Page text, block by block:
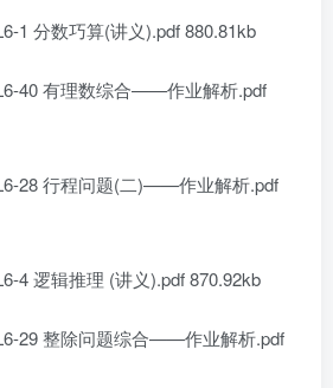
分数巧算(讲义).pdf 880.81kb
有理数综合——作业解析.pdf
行程问题(二)——作业解析.pdf
逻辑推理 (讲义).pdf 870.92kb
整除问题综合——作业解析.pdf